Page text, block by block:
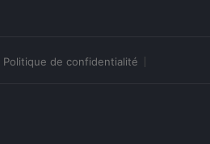
Politique de confidentialité